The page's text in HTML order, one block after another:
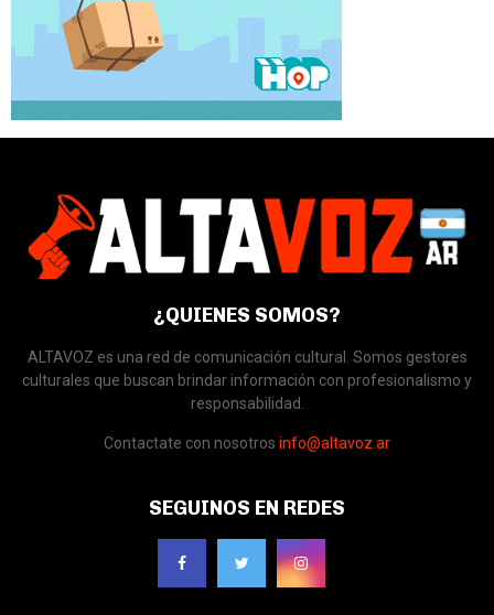
¿QUIENES SOMOS?
ALTAVOZ es una red de comunicación cultural. Somos gestores
culturales que buscan brindar información con profesionalismo y
responsabilidad.
Contactate con nosotros info@altavoz.ar
SEGUINOS EN REDES